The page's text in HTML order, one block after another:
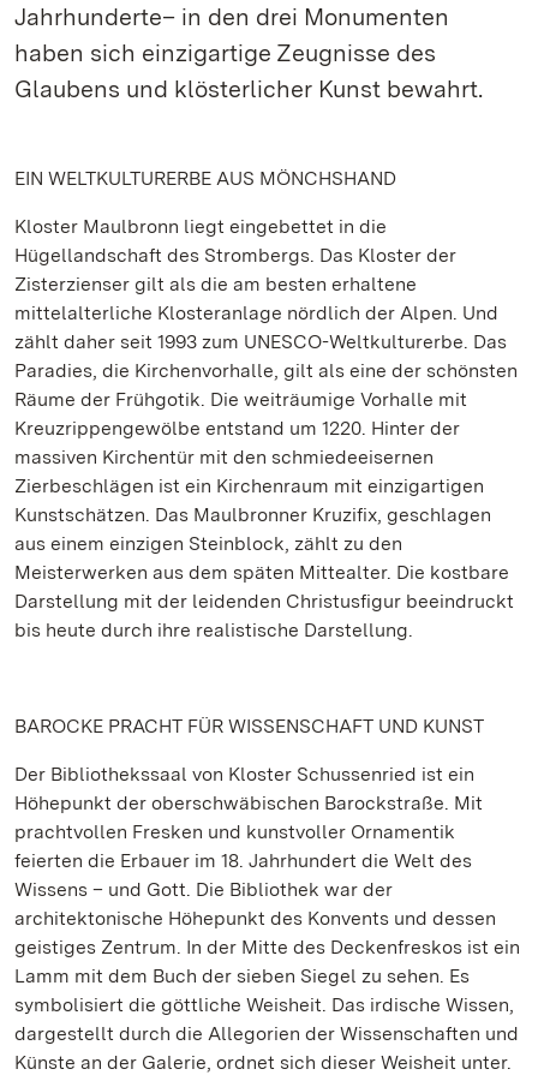
Jahrhunderte– in den drei Monumenten
haben sich einzigartige Zeugnisse des
Glaubens und klösterlicher Kunst bewahrt.
EIN WELTKULTURERBE AUS MÖNCHSHAND
Kloster Maulbronn liegt eingebettet in die
Hügellandschaft des Strombergs. Das Kloster der
Zisterzienser gilt als die am besten erhaltene
mittelalterliche Klosteranlage nördlich der Alpen. Und
zählt daher seit 1993 zum UNESCO-Weltkulturerbe. Das
Paradies, die Kirchenvorhalle, gilt als eine der schönsten
Räume der Frühgotik. Die weiträumige Vorhalle mit
Kreuzrippengewölbe entstand um 1220. Hinter der
massiven Kirchentür mit den schmiedeeisernen
Zierbeschlägen ist ein Kirchenraum mit einzigartigen
Kunstschätzen. Das Maulbronner Kruzifix, geschlagen
aus einem einzigen Steinblock, zählt zu den
Meisterwerken aus dem späten Mittealter. Die kostbare
Darstellung mit der leidenden Christusfigur beeindruckt
bis heute durch ihre realistische Darstellung.
BAROCKE PRACHT FÜR WISSENSCHAFT UND KUNST
Der Bibliothekssaal von Kloster Schussenried ist ein
Höhepunkt der oberschwäbischen Barockstraße. Mit
prachtvollen Fresken und kunstvoller Ornamentik
feierten die Erbauer im 18. Jahrhundert die Welt des
Wissens – und Gott. Die Bibliothek war der
architektonische Höhepunkt des Konvents und dessen
geistiges Zentrum. In der Mitte des Deckenfreskos ist ein
Lamm mit dem Buch der sieben Siegel zu sehen. Es
symbolisiert die göttliche Weisheit. Das irdische Wissen,
dargestellt durch die Allegorien der Wissenschaften und
Künste an der Galerie, ordnet sich dieser Weisheit unter.